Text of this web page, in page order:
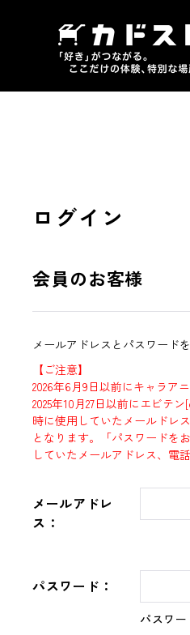
ログイン
会員のお客様
メールアドレスとパスワード
【ご注意】
2026年6月9日以前にキャラア
2025年10月27日以前にエビテ
時に使用していたメールドレ
となります。「パスワードを
していたメールアドレス、電
メールアドレ
ス：
パスワード：
パスワ